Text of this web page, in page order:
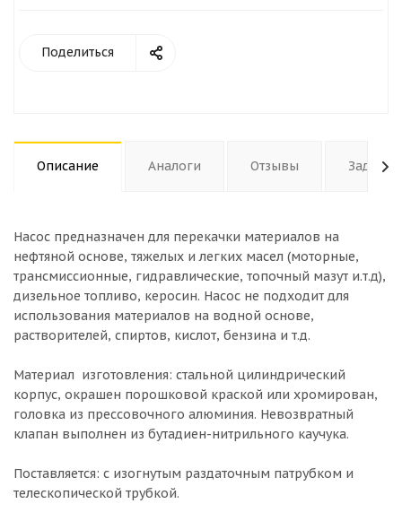
Поделиться
Описание Аналоги Отзывы Задать
Насос предназначен для перекачки материалов на
нефтяной основе, тяжелых и легких масел (моторные,
трансмиссионные, гидравлические, топочный мазут и.т.д),
дизельное топливо, керосин. Насос не подходит для
использования материалов на водной основе,
растворителей, спиртов, кислот, бензина и т.д.
Материал изготовления: стальной цилиндрический
корпус, окрашен порошковой краской или хромирован,
головка из прессовочного алюминия. Невозвратный
клапан выполнен из бутадиен-нитрильного каучука.
Поставляется: с изогнутым раздаточным патрубком и
телескопической трубкой.